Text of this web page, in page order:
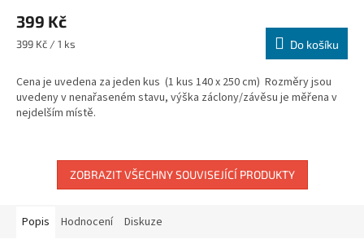
399 Kč
Měrná
399 Kč / 1 ks Do košíku
Cena je uvedena za jeden kus (1 kus 140 x 250 cm) Rozměry jsou
uvedeny v nenařaseném stavu, výška záclony/závěsu je měřena v
nejdelším místě.
ZOBRAZIT VŠECHNY SOUVISEJÍCÍ PRODUKTY
Popis Hodnocení Diskuze